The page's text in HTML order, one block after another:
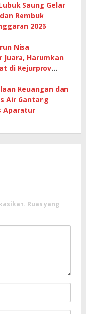
Saung Gelar
Rembuk
2026
Nisa
Juara, Harumkan
di Kejurprov
Keuangan dan
Air Gantang
Aparatur
Ruas yang